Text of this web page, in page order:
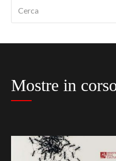
Mostre in